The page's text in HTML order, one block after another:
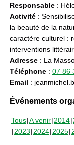
Responsable :
Activité :
la beauté de la
caractère culturel :
interventions
Adresse : La
Téléphone : 07 86
Email :
Événements
Tous A venir 2014
2023 2024 2025